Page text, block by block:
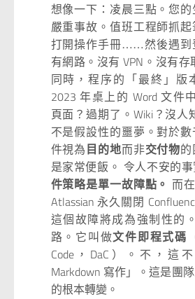
想像一下：凌晨三點。您
嚴重事故。值班工程師抓起
打開操作手冊……然後遇到
有網路。沒有 VPN。沒有
同時，程序的「最終」版
2023 年桌上的 Word 文件
頁面？過期了。Wiki？沒人
不是假設性的噩夢。對於
件視為目的地而非交付物
是家常便飯。 令人不安的
件策略是單一故障點。 而
Atlassian 永久關閉
這個故障將成為強制性的
路。它叫做文件即程式碼
Code，DaC）。不，這
Markdown 寫作」。這是團
的根本轉變。